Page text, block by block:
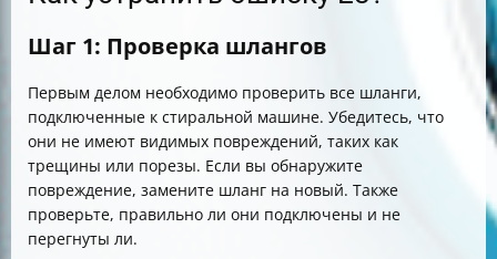
Шаг 1: Проверка шлангов
Первым делом необходимо проверить все шланги,
подключенные к стиральной машине. Убедитесь, что
они не имеют видимых повреждений, таких как
трещины или порезы. Если вы обнаружите
повреждение, замените шланг на новый. Также
проверьте, правильно ли они подключены и не
перегнуты ли.